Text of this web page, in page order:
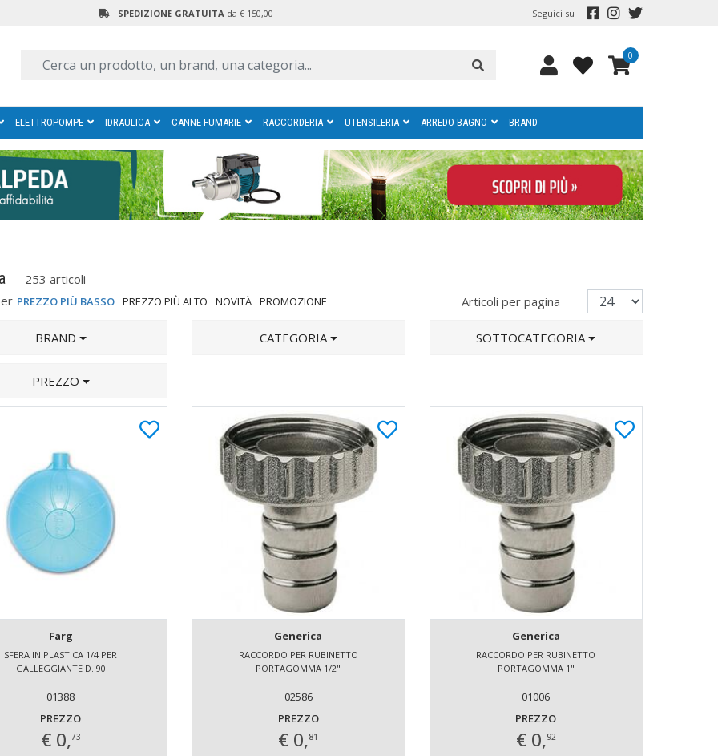
SPEDIZIONE GRATUITA da € 150,00 Seguici su
0
ELETTROPOMPE IDRAULICA CANNE FUMARIE RACCORDERIA UTENSILERIA ARREDO BAGNO BRAND
253 articoli
PREZZO PIÙ BASSO PREZZO PIÙ ALTO NOVITÀ PROMOZIONE Articoli per pagina
BRAND CATEGORIA SOTTOCATEGORIA
PREZZO
Farg
SFERA IN PLASTICA 1/4 PER
GALLEGGIANTE D. 90
01388
PREZZO
€ 0,73
Generica
RACCORDO PER RUBINETTO
PORTAGOMMA 1/2"
02586
PREZZO
€ 0,81
Generica
RACCORDO PER RUBINETTO
PORTAGOMMA 1"
01006
PREZZO
€ 0,92